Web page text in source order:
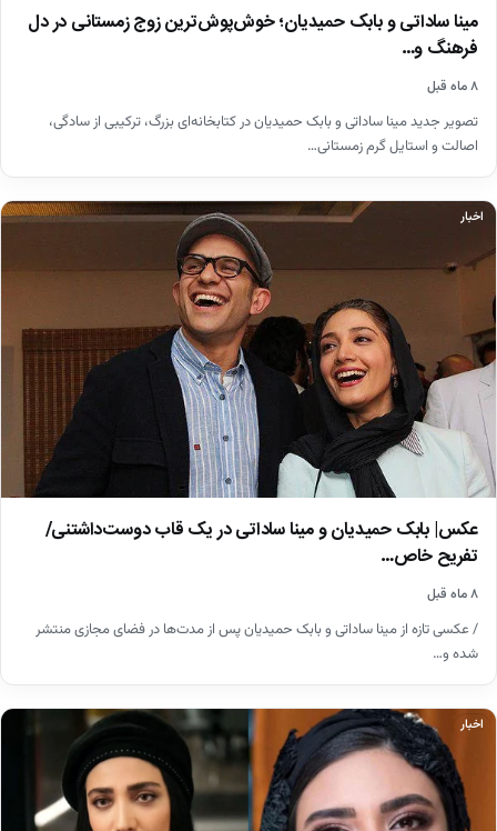
مینا ساداتی و بابک حمیدیان؛ خوش‌پوش‌ترین زوج زمستانی در دل
فرهنگ و…
۸ ماه قبل
تصویر جدید مینا ساداتی و بابک حمیدیان در کتابخانه‌ای بزرگ، ترکیبی از سادگی،
اصالت و استایل گرم زمستانی…
اخبار
عکس| بابک حمیدیان و مینا ساداتی در یک قاب دوست‌داشتنی/
تفریح خاص…
۸ ماه قبل
/ عکسی تازه از مینا ساداتی و بابک حمیدیان پس از مدت‌ها در فضای مجازی منتشر
شده و…
اخبار